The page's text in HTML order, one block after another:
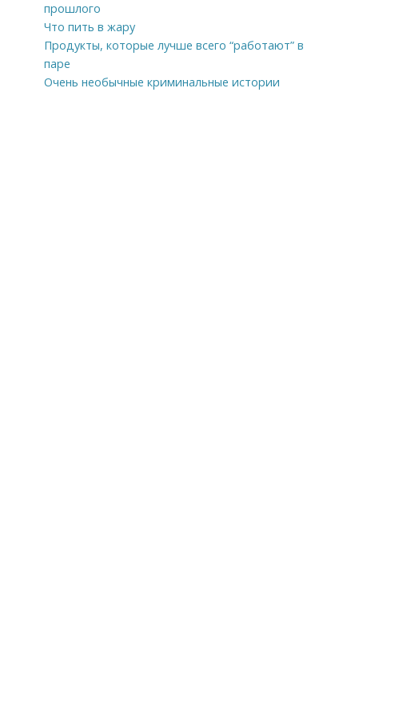
прошлого
Что пить в жару
Продукты, которые лучше всего “работают” в
паре
Очень необычные криминальные истории